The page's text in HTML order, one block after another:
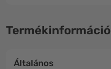
Termékinformáció
Általános